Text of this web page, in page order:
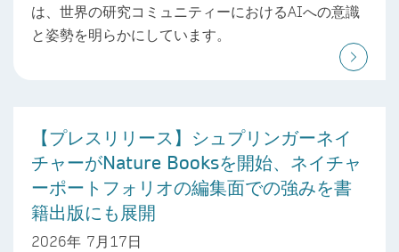
は、世界の研究コミュニティーにおけるAIへの意識
と姿勢を明らかにしています。
【プレスリリース】シュプリンガーネイ
チャーがNature Booksを開始、ネイチャ
ーポートフォリオの編集面での強みを書
籍出版にも展開
2026年 7月17日